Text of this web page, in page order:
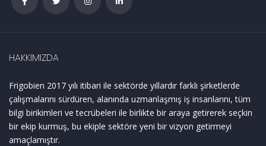
HAKKIMIZDA
Frigobien 2017 yılı itibari ile sektörde yıllardır farklı şirketlerde
çalışmalarını sürdüren, alanında uzmanlaşmış iş insanlarını, tüm
bilgi birikimleri ve tecrübeleri ile birlikte bir araya getirerek seçkin
bir ekip kurmuş, bu ekiple sektöre yeni bir vizyon getirmeyi
amaçlamıştır.